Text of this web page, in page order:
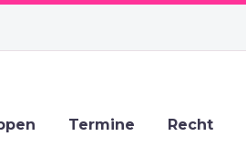
Termine Recht